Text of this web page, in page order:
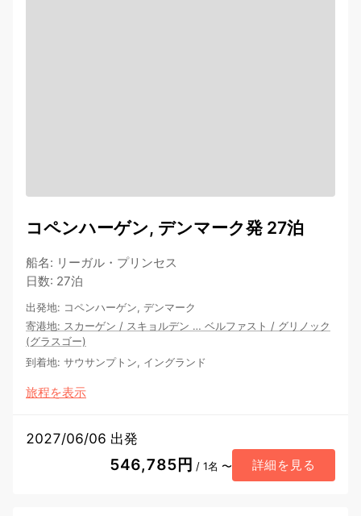
コペンハーゲン, デンマーク発 27泊
船名: リーガル・プリンセス
日数: 27泊
出発地: コペンハーゲン, デンマーク
寄港地: スカーゲン / スキョルデン … ベルファスト / グリノック
(グラスゴー)
到着地: サウサンプトン, イングランド
旅程を表示
2027/06/06 出発
546,785円 / 1名 〜 詳細を見る